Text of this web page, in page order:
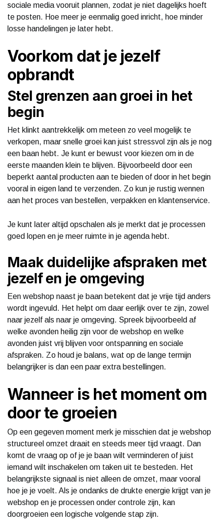
sociale media vooruit plannen, zodat je niet dagelijks hoeft
te posten. Hoe meer je eenmalig goed inricht, hoe minder
losse handelingen je later hebt.
Voorkom dat je jezelf
opbrandt
Stel grenzen aan groei in het
begin
Het klinkt aantrekkelijk om meteen zo veel mogelijk te
verkopen, maar snelle groei kan juist stressvol zijn als je nog
een baan hebt. Je kunt er bewust voor kiezen om in de
eerste maanden klein te blijven. Bijvoorbeeld door een
beperkt aantal producten aan te bieden of door in het begin
vooral in eigen land te verzenden. Zo kun je rustig wennen
aan het proces van bestellen, verpakken en klantenservice.
Je kunt later altijd opschalen als je merkt dat je processen
goed lopen en je meer ruimte in je agenda hebt.
Maak duidelijke afspraken met
jezelf en je omgeving
Een webshop naast je baan betekent dat je vrije tijd anders
wordt ingevuld. Het helpt om daar eerlijk over te zijn, zowel
naar jezelf als naar je omgeving. Spreek bijvoorbeeld af
welke avonden heilig zijn voor de webshop en welke
avonden juist vrij blijven voor ontspanning en sociale
afspraken. Zo houd je balans, wat op de lange termijn
belangrijker is dan een paar extra bestellingen.
Wanneer is het moment om
door te groeien
Op een gegeven moment merk je misschien dat je webshop
structureel omzet draait en steeds meer tijd vraagt. Dan
komt de vraag op of je je baan wilt verminderen of juist
iemand wilt inschakelen om taken uit te besteden. Het
belangrijkste signaal is niet alleen de omzet, maar vooral
hoe je je voelt. Als je ondanks de drukte energie krijgt van je
webshop en je processen onder controle zijn, kan
doorgroeien een logische volgende stap zijn.